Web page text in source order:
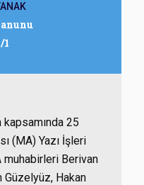
1
25
(MA) Yazı İşleri
muhabirleri Berivan
Güzelyüz, Hakan